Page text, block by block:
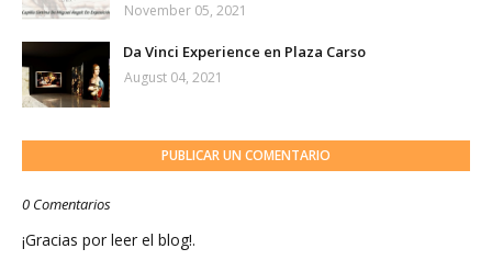
November 05, 2021
Da Vinci Experience en Plaza Carso
August 04, 2021
PUBLICAR UN COMENTARIO
0 Comentarios
¡Gracias por leer el blog!.